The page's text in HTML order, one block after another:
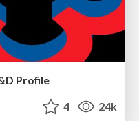
Profile
4 24k